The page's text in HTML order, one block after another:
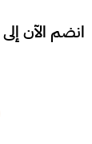
انضم الآن